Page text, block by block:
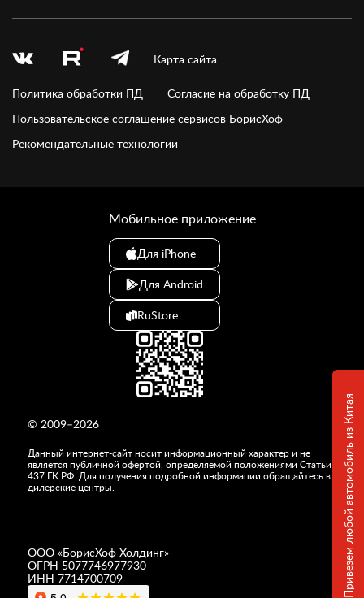
Привезем любой автомобиль из Китая
Карта сайта
Политика обработки ПД
Согласие на обработку ПД
Пользовательское соглашение сервисов БорисХоф
Рекомендательные технологии
© 2009–2026
Данный интернет-сайт носит информационный характер и не
является публичной офертой, определяемой положениями Статьи
437 ГК РФ. Для получения подробной информации обращайтесь в
дилерские центры.
ООО «БорисХоф Холдинг»
ОГРН 5077746977930
ИНН 7714700709
Мобильное приложение
Для iPhone
Для Android
RuStore